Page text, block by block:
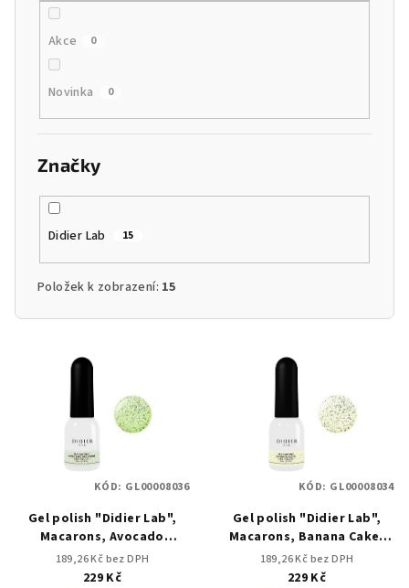
Akce 0
Novinka 0
Značky
Didier Lab 15
Položek k zobrazení: 15
Gel polish "Didier Lab",
Macarons, Avocado
Dicaprio, HEMA&TPO free,
10ml
189,26 Kč bez DPH
229 Kč
KÓD: GL00008036
Gel polish "Didier Lab",
Macarons, Banana Cake,
HEMA&TPO free, 10ml
189,26 Kč bez DPH
229 Kč
KÓD: GL00008034